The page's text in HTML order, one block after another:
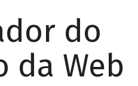
do
da Web